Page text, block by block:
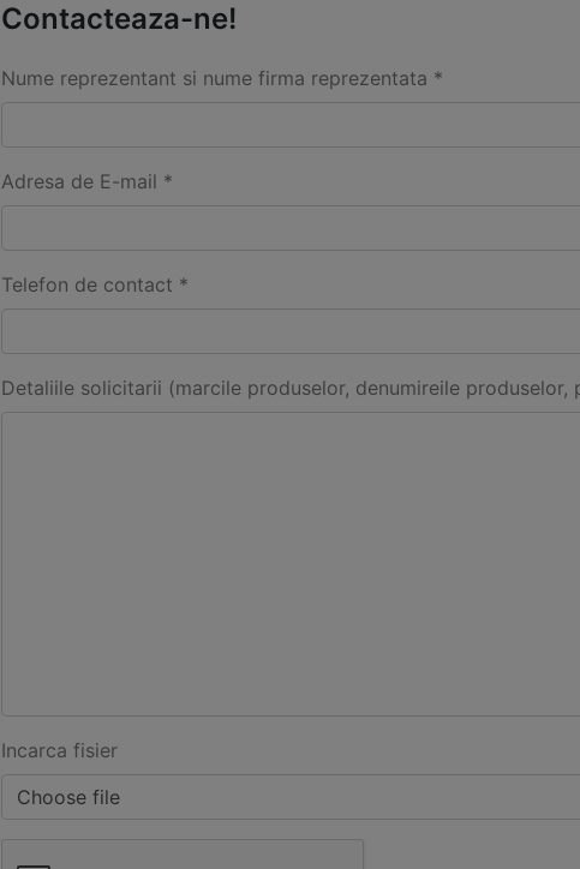
Contacteaza-ne!
Nume reprezentant si nume firma reprezentata *
Adresa de E-mail *
Telefon de contact *
Detaliile solicitarii (marcile produselor, denumireile
Incarca fisier
Choose file